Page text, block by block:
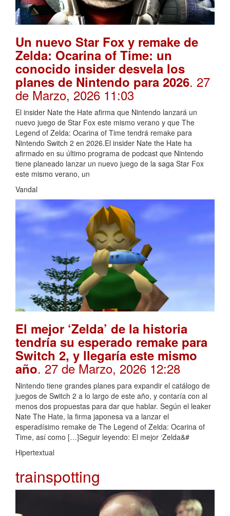
Un nuevo Star Fox y remake de
Zelda: Ocarina of Time: un
conocido insider desvela los
planes de Nintendo para 2026. 27
de Marzo, 2026 11:03
El insider Nate the Hate afirma que Nintendo lanzará un
nuevo juego de Star Fox este mismo verano y que The
Legend of Zelda: Ocarina of Time tendrá remake para
Nintendo Switch 2 en 2026.El insider Nate the Hate ha
afirmado en su último programa de podcast que Nintendo
tiene planeado lanzar un nuevo juego de la saga Star Fox
este mismo verano, un
Vandal
El mejor ‘Zelda’ de la historia
tendría su esperado remake para
Switch 2, y llegaría este mismo
año. 27 de Marzo, 2026 12:28
Nintendo tiene grandes planes para expandir el catálogo de
juegos de Switch 2 a lo largo de este año, y contaría con al
menos dos propuestas para dar que hablar. Según el leaker
Nate The Hate, la firma japonesa va a lanzar el
esperadísimo remake de The Legend of Zelda: Ocarina of
Time, así como […]Seguir leyendo: El mejor ‘Zelda&#
Hipertextual
trainspotting